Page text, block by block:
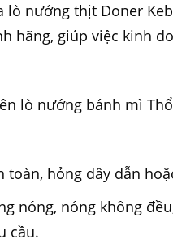
lò nướng thịt Doner
hãng, giúp việc kinh
lò nướng bánh mì
hỏng dây dẫn
nóng, nóng không
cầu.